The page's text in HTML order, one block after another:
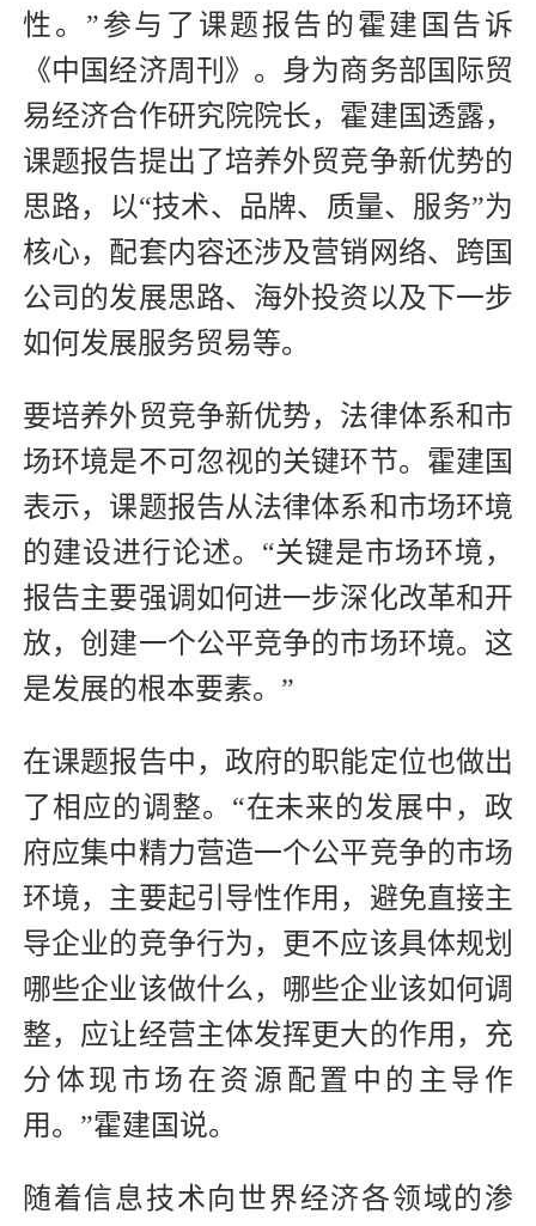
性。”参与了课题报告的霍建国告诉
《中国经济周刊》。身为商务部国际贸
易经济合作研究院院长，霍建国透露，
课题报告提出了培养外贸竞争新优势的
思路，以“技术、品牌、质量、服务”为
核心，配套内容还涉及营销网络、跨国
公司的发展思路、海外投资以及下一步
如何发展服务贸易等。
要培养外贸竞争新优势，法律体系和市
场环境是不可忽视的关键环节。霍建国
表示，课题报告从法律体系和市场环境
的建设进行论述。“关键是市场环境，
报告主要强调如何进一步深化改革和开
放，创建一个公平竞争的市场环境。这
是发展的根本要素。”
在课题报告中，政府的职能定位也做出
了相应的调整。“在未来的发展中，政
府应集中精力营造一个公平竞争的市场
环境，主要起引导性作用，避免直接主
导企业的竞争行为，更不应该具体规划
哪些企业该做什么，哪些企业该如何调
整，应让经营主体发挥更大的作用，充
分体现市场在资源配置中的主导作
用。”霍建国说。
随着信息技术向世界经济各领域的渗